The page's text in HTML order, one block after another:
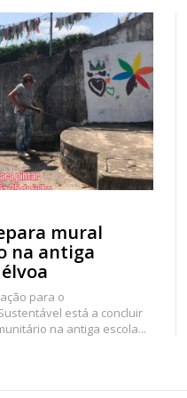
mural
na antiga
para o
está a concluir
na antiga escola...